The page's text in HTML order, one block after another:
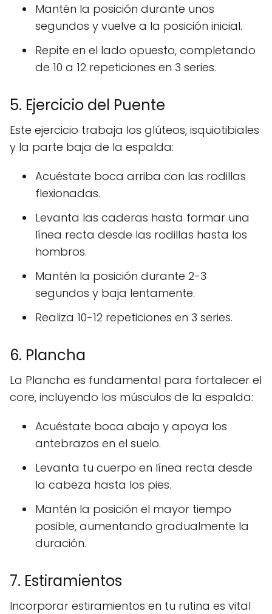
Mantén la posición durante unos
segundos y vuelve a la posición inicial.
Repite en el lado opuesto, completando
de 10 a 12 repeticiones en 3 series.
5. Ejercicio del Puente
Este ejercicio trabaja los glúteos, isquiotibiales
y la parte baja de la espalda:
Acuéstate boca arriba con las rodillas
flexionadas.
Levanta las caderas hasta formar una
línea recta desde las rodillas hasta los
hombros.
Mantén la posición durante 2-3
segundos y baja lentamente.
Realiza 10-12 repeticiones en 3 series.
6. Plancha
La Plancha es fundamental para fortalecer el
core, incluyendo los músculos de la espalda:
Acuéstate boca abajo y apoya los
antebrazos en el suelo.
Levanta tu cuerpo en línea recta desde
la cabeza hasta los pies.
Mantén la posición el mayor tiempo
posible, aumentando gradualmente la
duración.
7. Estiramientos
Incorporar estiramientos en tu rutina es vital